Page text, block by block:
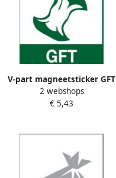
V-part magneetsticker GFT
groen
2 webshops
€ 5,43